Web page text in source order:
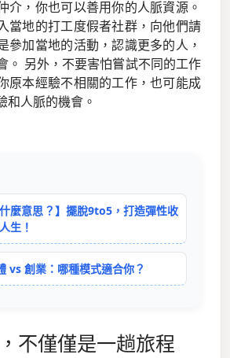
介，你也可以善用你的人脈資源。
當地的打工度假者社群，向他們請
參加當地的活動，認識更多的人，
。 另外，不要害怕嘗試不同的工作
原本經驗不相關的工作，也可能成
和人脈的機會。
什麼意思？】擺脫9to5，打造彈性收
生！
vs 創業：哪種模式適合你？
不僅僅是一趟旅程